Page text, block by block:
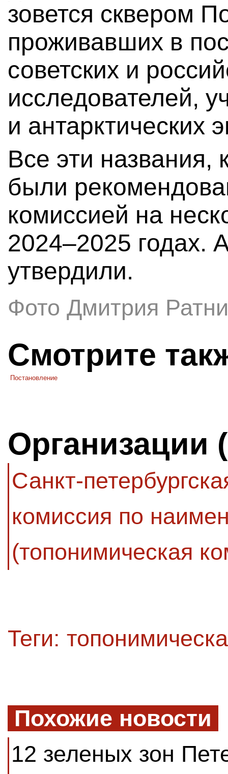
зовется сквером
проживавших в
советских и
исследователей,
и антарктических
Все эти названия,
были
комиссией на
2024–2025 годах.
утвердили.
Фото Дмитрия
Смотрите
Постановление
Организации
Санкт-
комиссия по
(топонимическая
Теги:
Похожие новости
12 зеленых зон